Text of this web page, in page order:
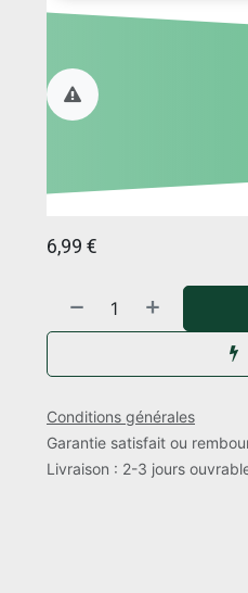
6,99 €
Conditions générales
Garantie satisfait ou
Livraison : 2-3 jours